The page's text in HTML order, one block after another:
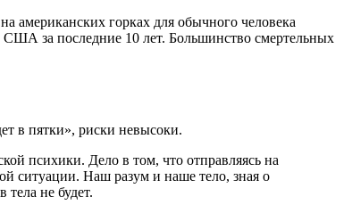
американских горках для обычного человека
США за последние 10 лет. Большинство смертельных
в пятки», риски невысоки.
психики. Дело в том, что отправляясь на
ситуации. Наш разум и наше тело, зная о
не будет.